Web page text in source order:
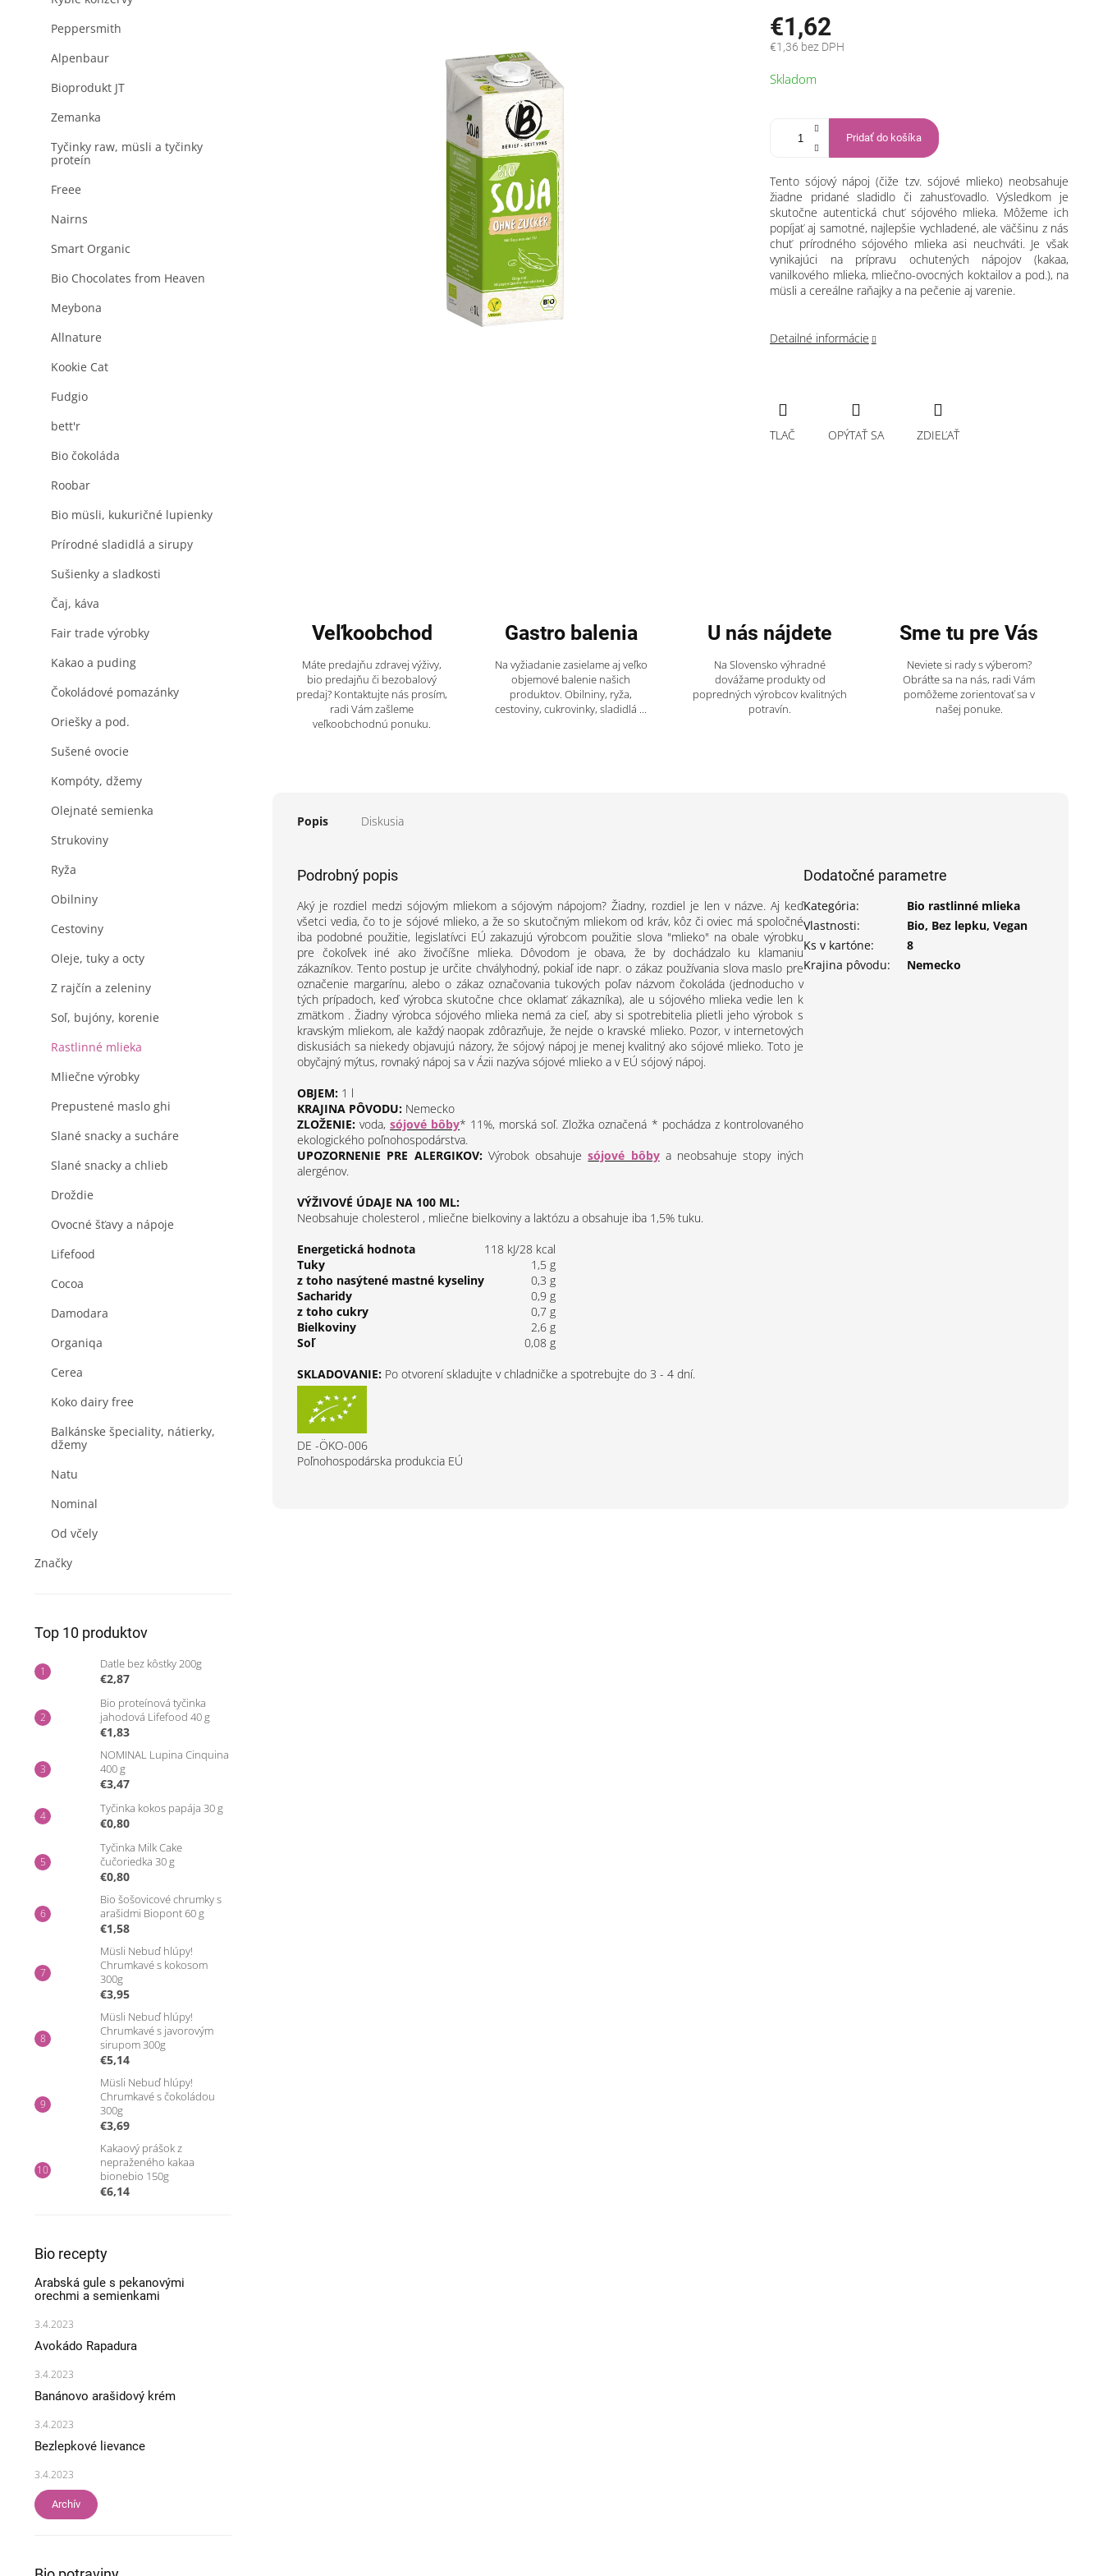
Peppersmith
Alpenbaur
Bioprodukt JT
Zemanka
Tyčinky raw, müsli a tyčinky
proteín
Freee
Nairns
Smart Organic
Bio Chocolates from Heaven
Meybona
Allnature
Kookie Cat
Fudgio
bett'r
Bio čokoláda
Roobar
Bio müsli, kukuričné lupienky
Prírodné sladidlá a sirupy
Sušienky a sladkosti
Čaj, káva
Fair trade výrobky
Kakao a puding
Čokoládové pomazánky
Oriešky a pod.
Sušené ovocie
Kompóty, džemy
Olejnaté semienka
Strukoviny
Ryža
Obilniny
Cestoviny
Oleje, tuky a octy
Z rajčín a zeleniny
Soľ, bujóny, korenie
Rastlinné mlieka
Mliečne výrobky
Prepustené maslo ghi
Slané snacky a sucháre
Slané snacky a chlieb
Droždie
Ovocné šťavy a nápoje
Lifefood
Cocoa
Damodara
Organiqa
Cerea
Koko dairy free
Balkánske špeciality, nátierky,
džemy
Natu
Nominal
Od včely
Značky
Top 10 produktov
Datle bez kôstky 200g
€2,87
Bio proteínová tyčinka
jahodová Lifefood 40 g
€1,83
NOMINAL Lupina Cinquina
400 g
€3,47
Tyčinka kokos papája 30 g
€0,80
Tyčinka Milk Cake
čučoriedka 30 g
€0,80
Bio šošovicové chrumky s
arašidmi Biopont 60 g
€1,58
Müsli Nebuď hlúpy!
Chrumkavé s kokosom
300g
€3,95
Müsli Nebuď hlúpy!
Chrumkavé s javorovým
sirupom 300g
€5,14
Müsli Nebuď hlúpy!
Chrumkavé s čokoládou
300g
€3,69
Kakaový prášok z
nepraženého kakaa
bionebio 150g
€6,14
Bio recepty
Arabská gule s pekanovými
orechmi a semienkami
3.4.2023
Avokádo Rapadura
3.4.2023
Banánovo arašidový krém
3.4.2023
Bezlepkové lievance
3.4.2023
Archív
€1,62
€1,36 bez DPH
cena:
Skladom
Pridať do košíka
Tento sójový nápoj (čiže tzv. sójové mlieko) neobsahuje
žiadne pridané sladidlo či zahusťovadlo. Výsledkom je
skutočne autentická chuť sójového mlieka. Môžeme ich
popíjať aj samotné, najlepšie vychladené, ale väčšinu z nás
chuť prírodného sójového mlieka asi neuchváti. Je však
vynikajúci na prípravu ochutených nápojov (kakaa,
vanilkového mlieka, mliečno-ovocných koktailov a pod.), na
müsli a cereálne raňajky a na pečenie aj varenie.
Detailné informácie
TLAČ OPÝTAŤ SA ZDIEĽAŤ
Veľkoobchod
Máte predajňu zdravej výživy,
bio predajňu či bezobalový
predaj? Kontaktujte nás prosím,
radi Vám zašleme
veľkoobchodnú ponuku.
Gastro balenia
Na vyžiadanie zasielame aj veľko
objemové balenie našich
produktov. Obilniny, ryža,
cestoviny, cukrovinky, sladidlá ...
U nás nájdete
Na Slovensko výhradné
dovážame produkty od
popredných výrobcov kvalitných
potravín.
Sme tu pre Vás
Neviete si rady s výberom?
Obráťte sa na nás, radi Vám
pomôžeme zorientovať sa v
našej ponuke.
Popis Diskusia
Podrobný popis
Aký je rozdiel medzi sójovým mliekom a sójovým nápojom? Žiadny, rozdiel je len v názve. Aj keď
všetci vedia, čo to je sójové mlieko, a že so skutočným mliekom od kráv, kôz či oviec má spoločné
iba podobné použitie, legislatívci EÚ zakazujú výrobcom použitie slova "mlieko" na obale výrobku
pre čokoľvek iné ako živočíšne mlieka. Dôvodom je obava, že by dochádzalo ku klamaniu
zákazníkov. Tento postup je určite chvályhodný, pokiaľ ide napr. o zákaz používania slova maslo pre
označenie margarínu, alebo o zákaz označovania tukových poľav názvom čokoláda (jednoducho v
tých prípadoch, keď výrobca skutočne chce oklamať zákazníka), ale u sójového mlieka vedie len k
zmätkom . Žiadny výrobca sójového mlieka nemá za cieľ, aby si spotrebitelia plietli jeho výrobok s
kravským mliekom, ale každý naopak zdôrazňuje, že nejde o kravské mlieko. Pozor, v internetových
diskusiách sa niekedy objavujú názory, že sójový nápoj je menej kvalitný ako sójové mlieko. Toto je
obyčajný mýtus, rovnaký nápoj sa v Ázii nazýva sójové mlieko a v EÚ sójový nápoj.
OBJEM: 1 l
KRAJINA PÔVODU: Nemecko
ZLOŽENIE: voda,sójové bôby* 11%, morská soľ. Zložka označená * pochádza z kontrolovaného
ekologického poľnohospodárstva.
UPOZORNENIE PRE ALERGIKOV:Výrobok obsahujesójové bôbya neobsahuje stopy iných
alergénov.
VÝŽIVOVÉ ÚDAJE NA 100 ML:
Neobsahuje cholesterol , mliečne bielkoviny a laktózu a obsahuje iba 1,5% tuku.
Energetická hodnota
118 kJ/28 kcal
Tuky
1,5 g
z toho nasýtené mastné kyseliny
0,3 g
Sacharidy
0,9 g
z toho cukry
0,7 g
Bielkoviny
2,6 g
Soľ
0,08 g
SKLADOVANIE: Po otvorení skladujte v chladničke a spotrebujte do 3 - 4 dní.
DE -ÖKO-006
Poľnohospodárska produkcia EÚ
Dodatočné parametre
Kategória:
Bio rastlinné mlieka
Vlastnosti:
Bio, Bez lepku, Vegan
Ks v kartóne:
8
Krajina pôvodu: Nemecko